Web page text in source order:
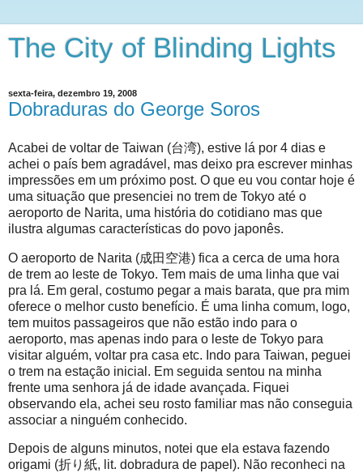
The City of Blinding Lights
sexta-feira, dezembro 19, 2008
Dobraduras do George Soros
Acabei de voltar de Taiwan (台湾), estive lá por 4 dias e
achei o país bem agradável, mas deixo pra escrever minhas
impressões em um próximo post. O que eu vou contar hoje é
uma situação que presenciei no trem de Tokyo até o
aeroporto de Narita, uma história do cotidiano mas que
ilustra algumas características do povo japonês.
O aeroporto de Narita (成田空港) fica a cerca de uma hora
de trem ao leste de Tokyo. Tem mais de uma linha que vai
pra lá. Em geral, costumo pegar a mais barata, que pra mim
oferece o melhor custo benefício. É uma linha comum, logo,
tem muitos passageiros que não estão indo para o
aeroporto, mas apenas indo para o leste de Tokyo para
visitar alguém, voltar pra casa etc. Indo para Taiwan, peguei
o trem na estação inicial. Em seguida sentou na minha
frente uma senhora já de idade avançada. Fiquei
observando ela, achei seu rosto familiar mas não conseguia
associar a ninguém conhecido.
Depois de alguns minutos, notei que ela estava fazendo
origami (折り紙, lit. dobradura de papel). Não reconheci na